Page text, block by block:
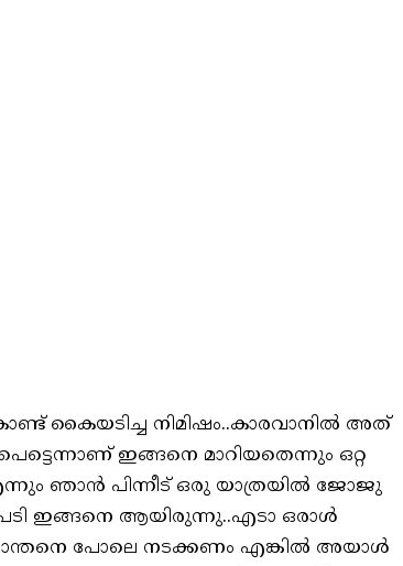
കൈയടിച്ച നിമിഷം..കാരവാനിൽ അത്
ഇങ്ങനെ മാറിയതെന്നും ഒറ്റ
ഞാൻ പിന്നീട് ഒരു യാത്രയിൽ ജോജു
ഇങ്ങനെ ആയിരുന്നു..എടാ ഒരാൾ
പോലെ നടക്കണം എങ്കിൽ അയാൾ